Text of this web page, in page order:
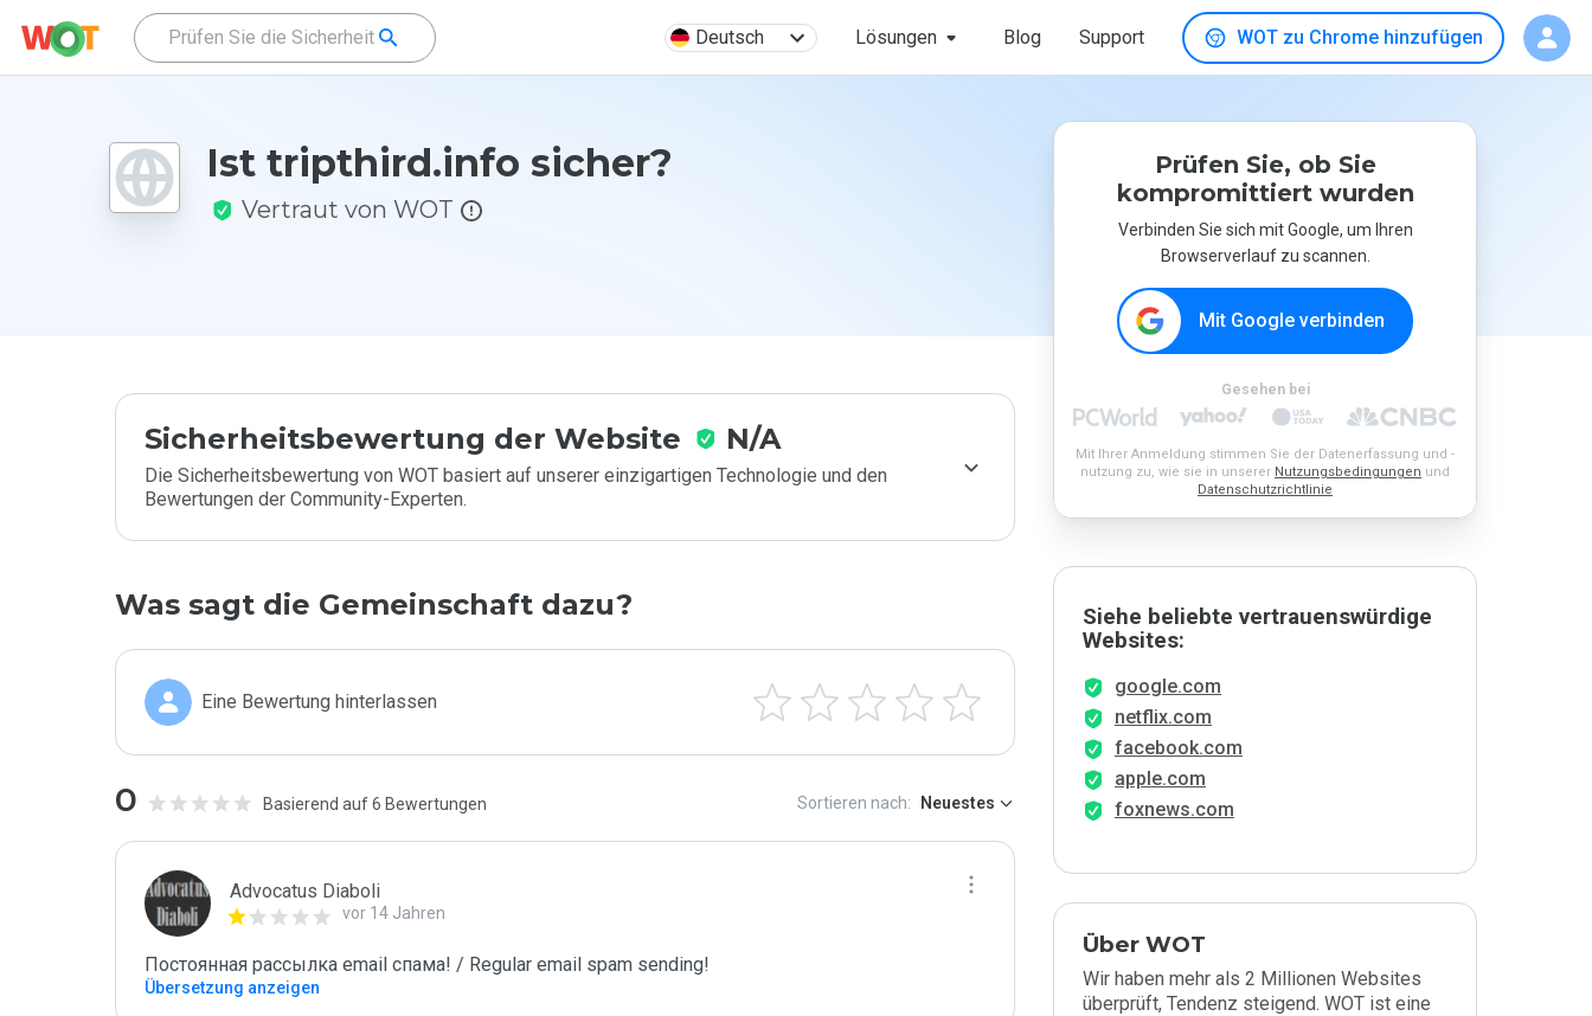
Deutsch Lösungen Blog Support WOT zu Chrome hinzufügen
Ist tripthird.info sicher?
Vertraut von WOT
Sicherheitsbewertung der Website N/A
Die Sicherheitsbewertung von WOT basiert auf unserer einzigartigen Technologie und den
Bewertungen der Community-Experten.
Was sagt die Gemeinschaft dazu?
Eine Bewertung hinterlassen
0 Basierend auf 6 Bewertungen Sortieren nach: Neuestes
Advocatus Diaboli
vor 14 Jahren
Постоянная рассылка email спама! / Regular email spam sending!
Übersetzung anzeigen
Prüfen Sie, ob Sie
kompromittiert wurden
Verbinden Sie sich mit Google, um Ihren
Browserverlauf zu scannen.
Mit Google verbinden
Gesehen bei
Mit Ihrer Anmeldung stimmen Sie der Datenerfassung und -
nutzung zu, wie sie in unserer Nutzungsbedingungen und
Datenschutzrichtlinie
Siehe beliebte vertrauenswürdige
Websites:
google.com
netflix.com
facebook.com
apple.com
foxnews.com
Über WOT
Wir haben mehr als 2 Millionen Websites
überprüft, Tendenz steigend. WOT ist eine